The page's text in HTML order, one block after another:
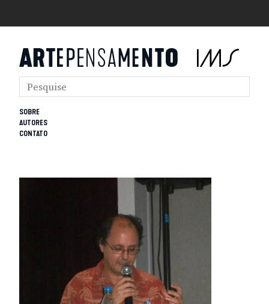
SOBRE
AUTORES
CONTATO